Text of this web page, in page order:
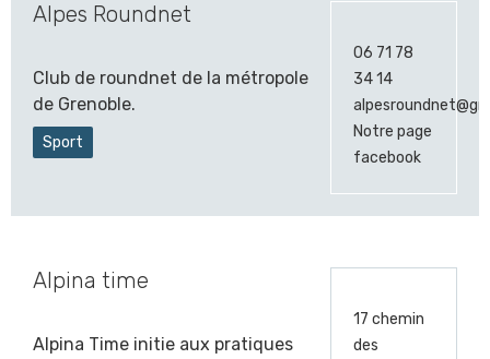
Alpes Roundnet
Club de roundnet de la métropole
de Grenoble.
Sport
06 71 78
34 14
Notre page
facebook
Alpina time
Alpina Time initie aux pratiques
17 chemin
des